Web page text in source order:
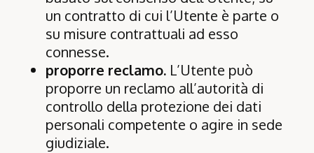
un contratto di cui l’Utente è parte o
su misure contrattuali ad esso
connesse.
proporre reclamo.L’Utente può
proporre un reclamo all’autorità di
controllo della protezione dei dati
personali competente o agire in sede
giudiziale.